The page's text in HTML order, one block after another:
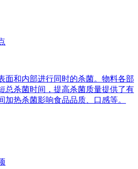
面和内部进行同时的杀菌。物料各部
总杀菌时间，提高杀菌质量提供了有
加热杀菌影响食品品质、口感等。